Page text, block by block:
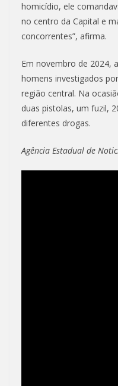
homicídio, ele
no centro da Capital e
concorrentes”, afirma.
Em novembro de 2024,
homens investigados
região central. Na
duas pistolas, um fuzil,
diferentes drogas.
Agência Estadual de